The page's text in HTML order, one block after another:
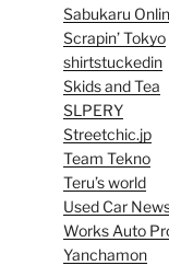
Sabukaru
Scrapin’ Tokyo
shirtstuckedin
Skids and Tea
SLPERY
Streetchic.jp
Team Tekno
Teru’s world
Used Car
Works Auto
Yanchamon